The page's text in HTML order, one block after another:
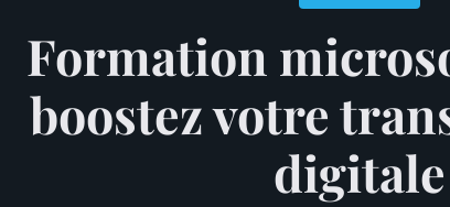
Formation
boostez votre
digitale